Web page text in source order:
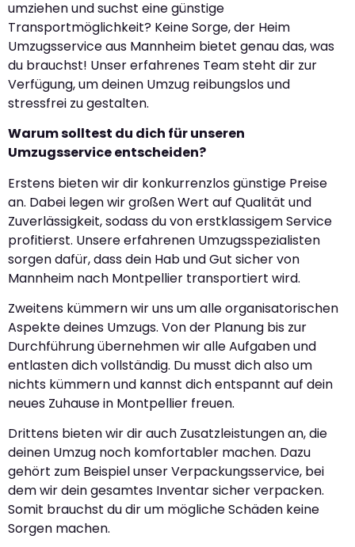
umziehen und suchst eine günstige
Transportmöglichkeit? Keine Sorge, der Heim
Umzugsservice aus Mannheim bietet genau das, was
du brauchst! Unser erfahrenes Team steht dir zur
Verfügung, um deinen Umzug reibungslos und
stressfrei zu gestalten.
Warum solltest du dich für unseren
Umzugsservice entscheiden?
Erstens bieten wir dir konkurrenzlos günstige Preise
an. Dabei legen wir großen Wert auf Qualität und
Zuverlässigkeit, sodass du von erstklassigem Service
profitierst. Unsere erfahrenen Umzugsspezialisten
sorgen dafür, dass dein Hab und Gut sicher von
Mannheim nach Montpellier transportiert wird.
Zweitens kümmern wir uns um alle organisatorischen
Aspekte deines Umzugs. Von der Planung bis zur
Durchführung übernehmen wir alle Aufgaben und
entlasten dich vollständig. Du musst dich also um
nichts kümmern und kannst dich entspannt auf dein
neues Zuhause in Montpellier freuen.
Drittens bieten wir dir auch Zusatzleistungen an, die
deinen Umzug noch komfortabler machen. Dazu
gehört zum Beispiel unser Verpackungsservice, bei
dem wir dein gesamtes Inventar sicher verpacken.
Somit brauchst du dir um mögliche Schäden keine
Sorgen machen.